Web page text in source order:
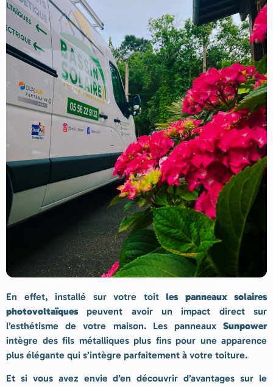
En effet, installé sur votre toit les panneaux solaires
photovoltaïquespeuvent avoir un impact direct sur
l’esthétisme de votre maison. Les panneaux Sunpower
intègre des fils métalliques plus fins pour une apparence
plus élégante qui s’intègre parfaitement à votre toiture.
Et si vous avez envie d’en découvrir d’avantages sur le